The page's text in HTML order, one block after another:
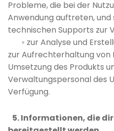
Probleme, die bei der
Anwendung auftreten,
technischen Supports zur
◦ zur Analyse und
zur Aufrechterhaltung von
Umsetzung des Produkts
Verwaltungspersonal des
Verfügung.
5. Informationen, die